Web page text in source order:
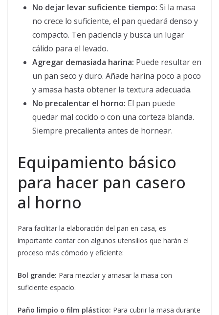
No dejar levar suficiente tiempo: Si la masa
no crece lo suficiente, el pan quedará denso y
compacto. Ten paciencia y busca un lugar
cálido para el levado.
Agregar demasiada harina: Puede resultar en
un pan seco y duro. Añade harina poco a poco
y amasa hasta obtener la textura adecuada.
No precalentar el horno: El pan puede
quedar mal cocido o con una corteza blanda.
Siempre precalienta antes de hornear.
Equipamiento básico
para hacer pan casero
al horno
Para facilitar la elaboración del pan en casa, es
importante contar con algunos utensilios que harán el
proceso más cómodo y eficiente:
Bol grande: Para mezclar y amasar la masa con
suficiente espacio.
Paño limpio o film plástico: Para cubrir la masa durante